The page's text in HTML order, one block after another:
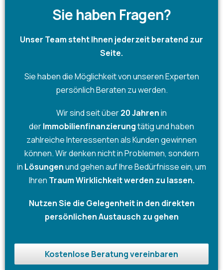
Sie haben Fragen?
Unser Team steht Ihnen jederzeit beratend zur
Seite.
Sie haben die Möglichkeit von unseren Experten
persönlich Beraten zu werden.
Wir sind seit über20 Jahrenin
derImmobilienfinanzierungtätig und haben
zahlreiche Interessenten als Kunden gewinnen
können. Wir denken nicht in Problemen, sondern
in Lösungenund gehen auf Ihre Bedürfnisse ein, um
Ihren Traum Wirklichkeit werden zu lassen.
Nutzen Sie die Gelegenheit in den direkten
persönlichen Austausch zu gehen
Kostenlose Beratung vereinbaren